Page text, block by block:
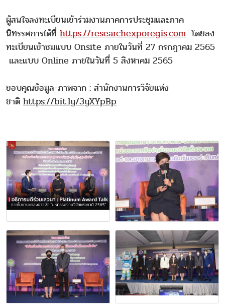
ผู้สนใจลงทะเบียนเข้าร่วมงานภาคการประชุมและภาค
นิทรรศการได้ที่ https://researchexporegis.com โดยลง
ทะเบียนเข้าชมแบบ Onsite ภายในวันที่ 27 กรกฎาคม 2565
และแบบ Online ภายในวันที่ 5 สิงหาคม 2565
ขอบคุณข้อมูล-ภาพจาก : สำนักงานการวิจัยแห่ง
ชาติ https://bit.ly/3yXYpBp